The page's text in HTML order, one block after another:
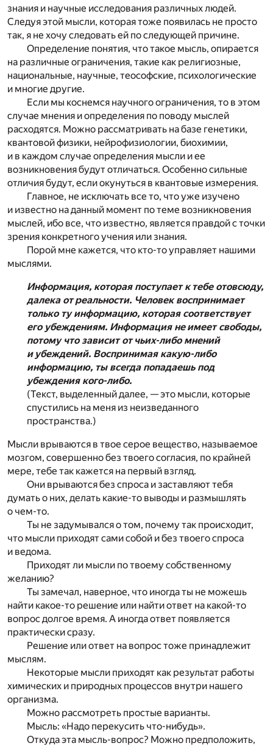
знания и научные исследования различных людей.
Следуя этой мысли, которая тоже появилась не просто
так, я не хочу следовать ей по следующей причине.
Определение понятия, что такое мысль, опирается
на различные ограничения, такие как религиозные,
национальные, научные, теософские, психологические
и многие другие.
Если мы коснемся научного ограничения, то в этом
случае мнения и определения по поводу мыслей
расходятся. Можно рассматривать на базе генетики,
квантовой физики, нейрофизиологии, биохимии,
и в каждом случае определения мысли и ее
возникновения будут отличаться. Особенно сильные
отличия будут, если окунуться в квантовые измерения.
Главное, не исключать все то, что уже изучено
и известно на данный момент по теме возникновения
мыслей, ибо все, что известно, является правдой с точки
зрения конкретного учения или знания.
Порой мне кажется, что кто-то управляет нашими
мыслями.
Информация, которая поступает к тебе отовсюду,
далека от реальности. Человек воспринимает
только ту информацию, которая соответствует
его убеждениям. Информация не имеет свободы,
потому что зависит от чьих-либо мнений
и убеждений. Воспринимая какую-либо
информацию, ты всегда попадаешь под
убеждения кого-либо.
(Текст, выделенный далее, — это мысли, которые
спустились на меня из неизведанного
пространства.)
Мысли врываются в твое серое вещество, называемое
мозгом, совершенно без твоего согласия, по крайней
мере, тебе так кажется на первый взгляд.
Они врываются без спроса и заставляют тебя
думать о них, делать какие-то выводы и размышлять
о чем-то.
Ты не задумывался о том, почему так происходит,
что мысли приходят сами собой и без твоего спроса
и ведома.
Приходят ли мысли по твоему собственному
желанию?
Ты замечал, наверное, что иногда ты не можешь
найти какое-то решение или найти ответ на какой-то
вопрос долгое время. А иногда ответ появляется
практически сразу.
Решение или ответ на вопрос тоже принадлежит
мыслям.
Некоторые мысли приходят как результат работы
химических и природных процессов внутри нашего
организма.
Можно рассмотреть простые варианты.
Мысль: «Надо перекусить что-нибудь».
Откуда эта мысль-вопрос? Можно предположить,